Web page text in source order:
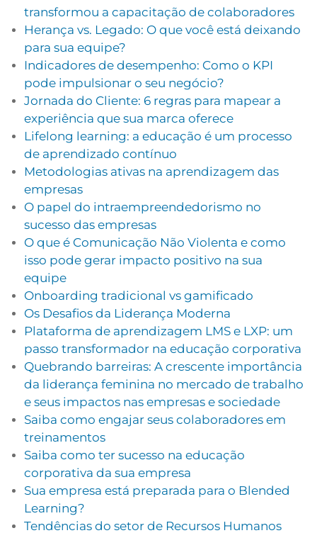
transformou a capacitação de colaboradores
Herança vs. Legado: O que você está deixando
para sua equipe?
Indicadores de desempenho: Como o KPI
pode impulsionar o seu negócio?
Jornada do Cliente: 6 regras para mapear a
experiência que sua marca oferece
Lifelong learning: a educação é um processo
de aprendizado contínuo
Metodologias ativas na aprendizagem das
empresas
O papel do intraempreendedorismo no
sucesso das empresas
O que é Comunicação Não Violenta e como
isso pode gerar impacto positivo na sua
equipe
Onboarding tradicional vs gamificado
Os Desafios da Liderança Moderna
Plataforma de aprendizagem LMS e LXP: um
passo transformador na educação corporativa
Quebrando barreiras: A crescente importância
da liderança feminina no mercado de trabalho
e seus impactos nas empresas e sociedade
Saiba como engajar seus colaboradores em
treinamentos
Saiba como ter sucesso na educação
corporativa da sua empresa
Sua empresa está preparada para o Blended
Learning?
Tendências do setor de Recursos Humanos